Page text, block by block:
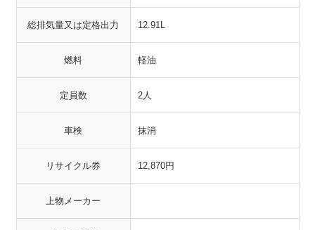
総排気量又は定格出力 12.91L
燃料 軽油
定員数 2人
車検 抹消
リサイクル券 12,870円
上物メーカー